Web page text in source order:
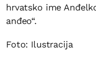
hrvatsko ime
anđeo“.
Foto: Ilustracija